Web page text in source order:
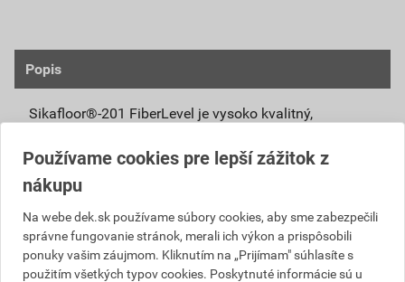
Popis
Sikafloor®-201 FiberLevel je vysoko kvalitný,
cementový samonivelačný poter s veľmi nízkymi
emisiami. Jeho použitím vzniká hladký povrch s
redukovaným zmrašťovaním hrúbky 3 mm - 50 mm.
Je vhodný na zhotovenie podkladov v interiéri aj v
exteriéri pred aplikáciou podlahových krytín.
Použitie:
Používame cookies pre lepší zážitok z
nákupu
Na webe dek.sk používame súbory cookies, aby sme zabezpečili
správne fungovanie stránok, merali ich výkon a prispôsobili
ponuky vašim záujmom. Kliknutím na „Prijímam" súhlasíte s
použitím všetkých typov cookies. Poskytnuté informácie sú u